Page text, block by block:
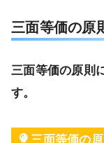
三面等価の原
三面等価の原則
す。
三面等価の